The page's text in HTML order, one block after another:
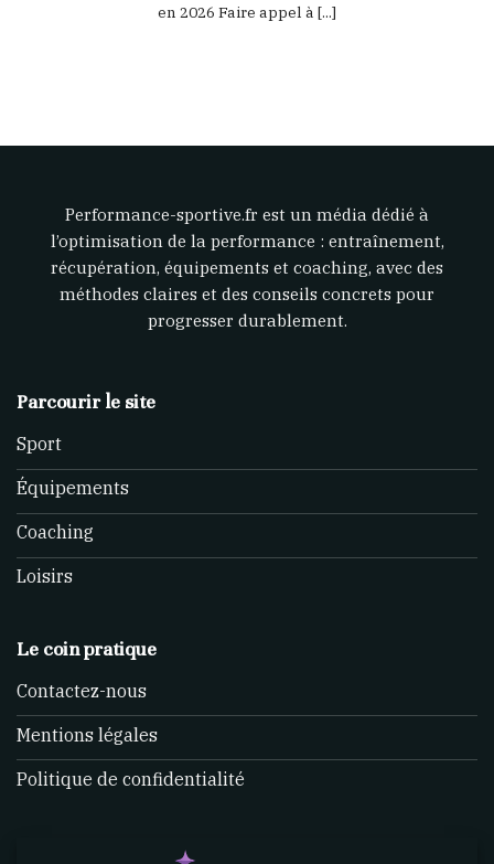
en 2026 Faire appel à [...]
Performance-sportive.fr est un média dédié à
l’optimisation de la performance : entraînement,
récupération, équipements et coaching, avec des
méthodes claires et des conseils concrets pour
progresser durablement.
Parcourir le site
Sport
Équipements
Coaching
Loisirs
Le coin pratique
Contactez-nous
Mentions légales
Politique de confidentialité